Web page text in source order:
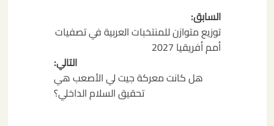
تصفّح
المقالات
السابق:
توزيع متوازن للمنتخبات العربية في تصفيات
أمم أفريقيا 2027
التالي:
هل كانت معركة جيت لي الأصعب هي
تحقيق السلام الداخلي؟